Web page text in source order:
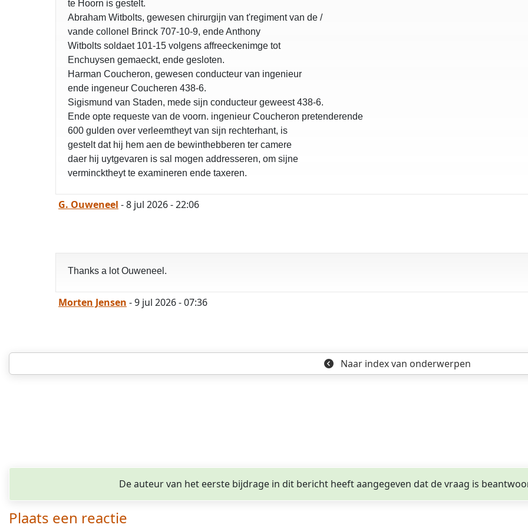
te Hoorn is gestelt.
Abraham Witbolts, gewesen chirurgijn van t'regiment van de /
vande collonel Brinck 707-10-9, ende Anthony
Witbolts soldaet 101-15 volgens affreeckenimge tot
Enchuysen gemaeckt, ende gesloten.
Harman Coucheron, gewesen conducteur van ingenieur
ende ingeneur Coucheren 438-6.
Sigismund van Staden, mede sijn conducteur geweest 438-6.
Ende opte requeste van de voorn. ingenieur Coucheron pretenderende
600 gulden over verleemtheyt van sijn rechterhant, is
gestelt dat hij hem aen de bewinthebberen ter camere
daer hij uytgevaren is sal mogen addresseren, om sijne
vermincktheyt te examineren ende taxeren.
G. Ouweneel - 8 jul 2026 - 22:06
Thanks a lot Ouweneel.
Morten Jensen - 9 jul 2026 - 07:36
Naar indexvan onderwerpen
De auteur van het eerste bijdrage in dit bericht heeft aangegeven dat de vraag is
Plaats een reactie